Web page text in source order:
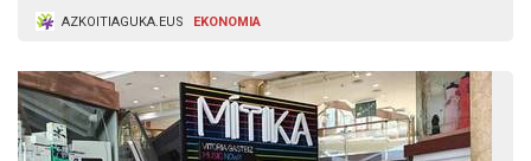
AZKOITIAGUKA.EUS EKONOMIA